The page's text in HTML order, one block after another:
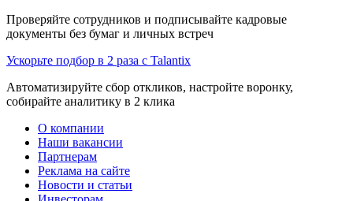
Проверяйте сотрудников и подписывайте кадровые
документы без бумаг и личных встреч
Ускорьте подбор в 2 раза с Talantix
Автоматизируйте сбор откликов, настройте воронку,
собирайте аналитику в 2 клика
О компании
Наши вакансии
Партнерам
Реклама на сайте
Новости и статьи